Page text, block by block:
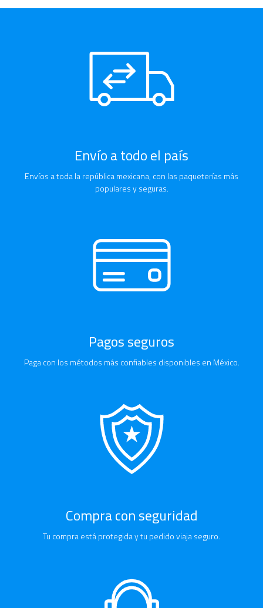
Envío a todo el país
Envíos a toda la república mexicana, con las paqueterías más
populares y seguras.
Pagos seguros
Paga con los métodos más confiables disponibles en México.
Compra con seguridad
Tu compra está protegida y tu pedido viaja seguro.